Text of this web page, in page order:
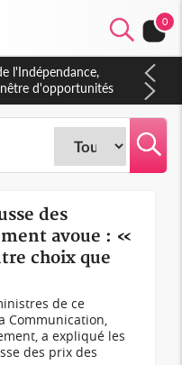
0
la fronde, les agents
la direction sur les
des
avoue : «
choix que
de ce
Communication,
a expliqué les
des prix des